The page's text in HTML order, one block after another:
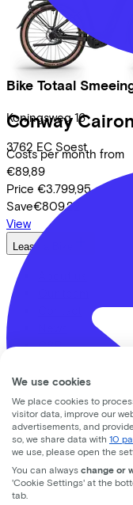
Bike Totaal
Koningsweg 16
3762 EC Soest
Conway
Costs per month from
€89,89
Price €3.799,95
Save€809,22
View
Lease a Bike
CSR
Security & Privacy
Proud partner of
We use cookies
We place cookies to
visitor data, improve our
advertisements, and
so, we share data with 10
we use, please open the
You can always change or
'Cookie Settings' at the
tab.